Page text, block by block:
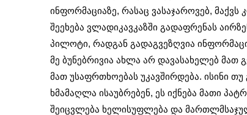
ინფორმაციაზე, რასაც ვასაჯაროვებ,
შეეხება ვლადიკავკაზში გადაფრენას
პილოტი, რადგან გადაგვეზღვია
მე ბუნებრივია ახლა არ დავასახელებ მათ
მათ უსაფრთხოებას უკავშირდება. ისინი
ხმამაღლა ისაუბრებენ, ეს იქნება მათი
შეიცვლება ხელისუფლება და